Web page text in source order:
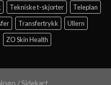
Tekniske t-skjorter
Teleplan
Transfertrykk
Ullern
ZO Skin Health
/ Sidekart